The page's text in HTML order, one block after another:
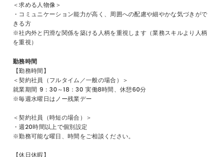
＜求める人物像＞
・コミュニケーション能力が高く、周囲への配慮や細やかな気づきがで
きる方
※社内外と円滑な関係を築ける人柄を重視します（業務スキルより人柄
を重視）
勤務時間
【勤務時間】
＜契約社員（フルタイム／一般の場合）＞
就業期間 9：30～18：30 実働8時間、休憩60分
※毎週水曜日はノー残業デー
＜契約社員（時短の場合）＞
・週20時間以上で個別設定
※勤務可能な曜日、時間をご相談ください。